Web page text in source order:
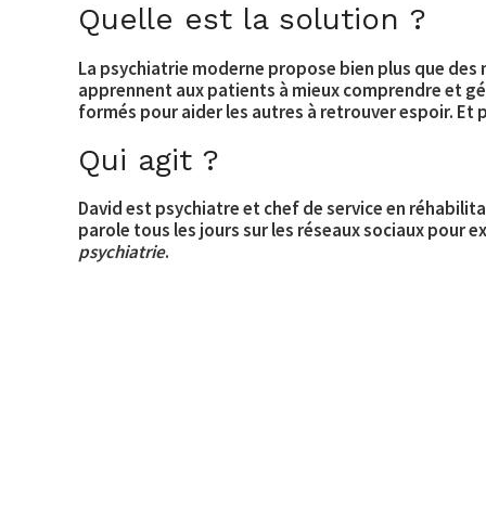
Quelle est la solution ?
La psychiatrie moderne propose bien plus que
apprennent aux patients à mieux comprendre et
formés pour aider les autres à retrouver espoir. Et
Qui agit ?
David est psychiatre et chef de service en
parole tous les jours sur les réseaux sociaux pour
psychiatrie.